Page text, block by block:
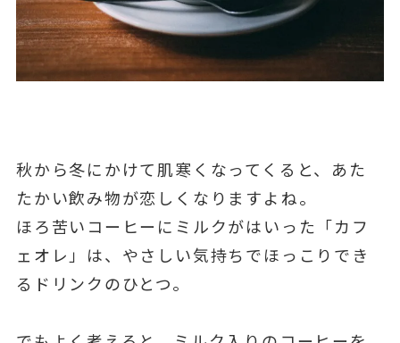
秋から冬にかけて肌寒くなってくると、あた
たかい飲み物が恋しくなりますよね。
ほろ苦いコーヒーにミルクがはいった「カフ
ェオレ」は、やさしい気持ちでほっこりでき
るドリンクのひとつ。